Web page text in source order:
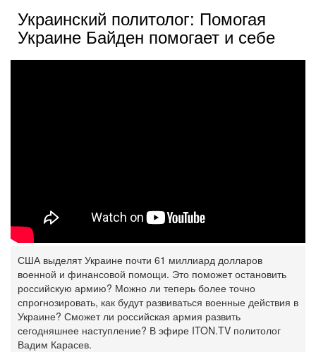
Украинский политолог: Помогая
Украине Байден помогает и себе
США выделят Украине почти 61 миллиард долларов
военной и финансовой помощи. Это поможет остановить
российскую армию? Можно ли теперь более точно
спрогнозировать, как будут развиваться военные действия в
Украине? Сможет ли российская армия развить
сегодняшнее наступление? В эфире ITON.TV политолог
Вадим Карасев.